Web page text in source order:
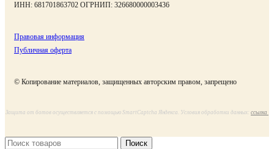
ИНН: 681701863702 ОГРНИП: 326680000003436
Правовая информация
Публичная оферта
© Копирование материалов, защищенных авторским правом, запрещено
Защита от ботов осуществляется с помощью SmartCaptcha Яндекса. Условия обработки данных: ссылка
Поиск